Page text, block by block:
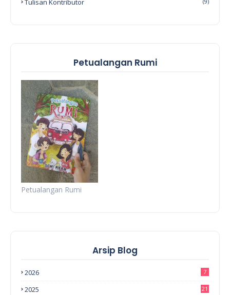
Tulisan Kontributor
Petualangan Rumi
Petualangan Rumi
Arsip Blog
2026 7
2025 21